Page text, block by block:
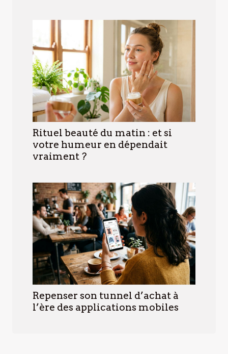
Rituel beauté du matin : et si
votre humeur en dépendait
vraiment ?
Repenser son tunnel d’achat à
l’ère des applications mobiles